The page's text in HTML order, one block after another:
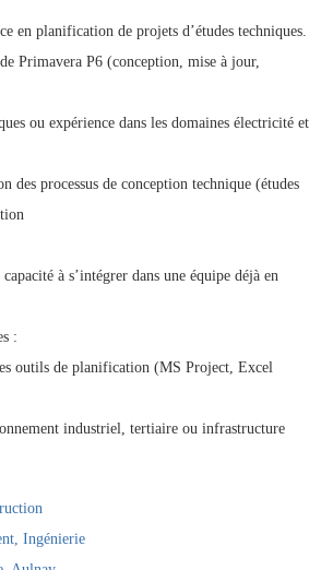
en planification de projets d’études techniques.
Primavera P6 (conception, mise à jour,
ou expérience dans les domaines électricité et
des processus de conception technique (études
à s’intégrer dans une équipe déjà en
:
outils de planification (MS Project, Excel
industriel, tertiaire ou infrastructure
Ingénierie